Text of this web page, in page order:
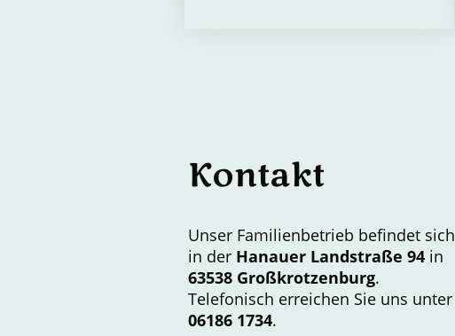
Kontakt
Unser Familienbetrieb befindet sich
in der Hanauer Landstraße 94 in
63538 Großkrotzenburg.
Telefonisch erreichen Sie uns unter
06186 1734.